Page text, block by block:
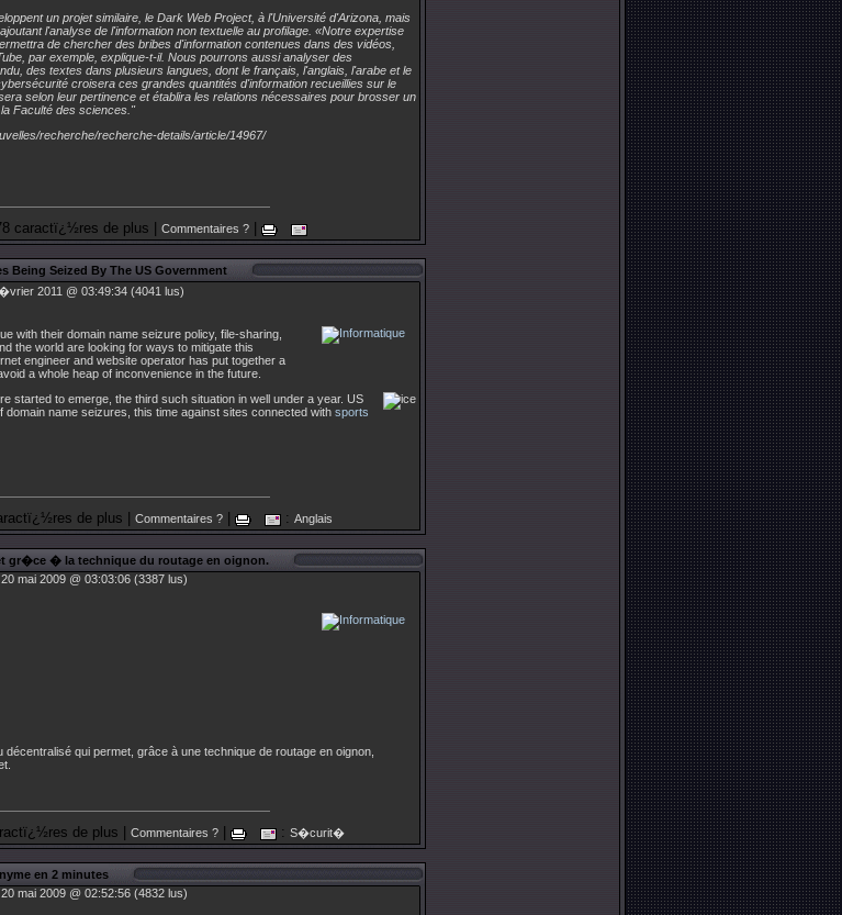
un projet similaire, le Dark Web Project, à l'Université d'Arizona, mais
l'analyse de l'information non textuelle au profilage. «Notre expertise
de chercher des bribes d'information contenues dans des vidéos,
par exemple, explique-t-il. Nous pourrons aussi analyser des
des textes dans plusieurs langues, dont le français, l'anglais, l'arabe et le
croisera ces grandes quantités d'information recueillies sur le
selon leur pertinence et établira les relations nécessaires pour brosser un
Faculté des sciences."
recherche/recherche-details/article/14967/
caractï¿½res de plus | Commentaires ?|
Being Seized By The US Government
2011 @ 03:49:34 (4041 lus)
with their domain name seizure policy, file-sharing,
the world are looking for ways to mitigate this
engineer and website operator has put together a
a whole heap of inconvenience in the future.
started to emerge, the third such situation in well under a year. US
domain name seizures, this time against sites connected with sports
de plus | Commentaires ? : Anglais
gr�ce � la technique du routage en oignon.
mai 2009 @ 03:03:06 (3387 lus)
décentralisé qui permet, grâce à une technique de routage en oignon,
de plus | Commentaires ? : S�curit�
en 2 minutes
mai 2009 @ 02:52:56 (4832 lus)